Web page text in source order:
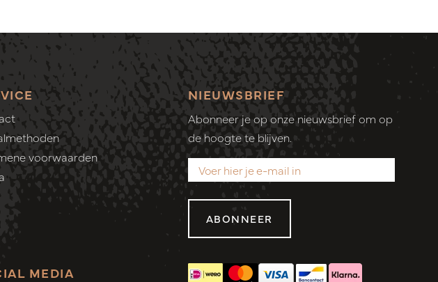
voorwaarden
MEDIA
NIEUWSBRIEF
Abonneer je op onze nieuwsbrief om op
de hoogte te blijven.
ABONNEER